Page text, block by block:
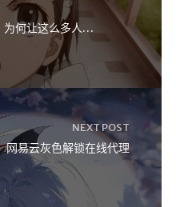
这个活了 15 年的扭曲论坛，为何让这么多人沉迷
NEXT POST
网易云灰色解锁在线代理